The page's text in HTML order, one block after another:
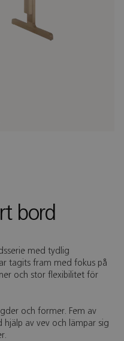
bord
med tydlig
tagits fram med fokus på
och stor flexibilitet för
och former. Fem av
av vev och lämpar sig